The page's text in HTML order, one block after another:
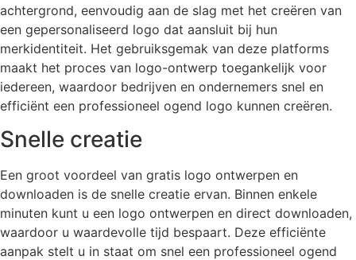
achtergrond, eenvoudig aan de slag met het creëren van
een gepersonaliseerd logo dat aansluit bij hun
merkidentiteit. Het gebruiksgemak van deze platforms
maakt het proces van logo-ontwerp toegankelijk voor
iedereen, waardoor bedrijven en ondernemers snel en
efficiënt een professioneel ogend logo kunnen creëren.
Snelle creatie
Een groot voordeel van gratis logo ontwerpen en
downloaden is de snelle creatie ervan. Binnen enkele
minuten kunt u een logo ontwerpen en direct downloaden,
waardoor u waardevolle tijd bespaart. Deze efficiënte
aanpak stelt u in staat om snel een professioneel ogend